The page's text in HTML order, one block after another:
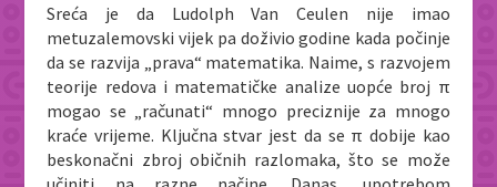
Sreća je da Ludolph Van Ceulen nije imao
metuzalemovski vijek pa doživio godine kada počinje
da se razvija „prava“ matematika. Naime, s razvojem
teorije redova i matematičke analize uopće broj π
mogao se „računati“ mnogo preciznije za mnogo
kraće vrijeme. Ključna stvar jest da se π dobije kao
beskonačni zbroj običnih razlomaka, što se može